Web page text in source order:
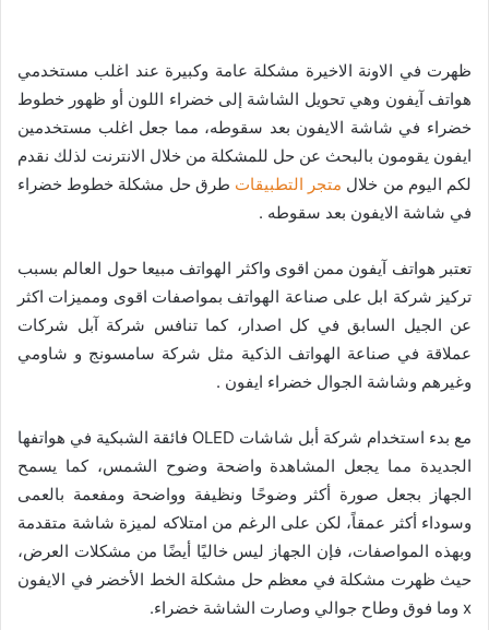
ظهرت في الاونة الاخيرة مشكلة عامة وكبيرة عند اغلب مستخدمي
هواتف آيفون وهي تحويل الشاشة إلى خضراء اللون أو ظهور خطوط
خضراء في شاشة الايفون بعد سقوطه، مما جعل اغلب مستخدمين
ايفون يقومون بالبحث عن حل للمشكلة من خلال الانترنت لذلك نقدم
لكم اليوم من خلال متجر التطبيقات طرق حل مشكلة خطوط خضراء
في شاشة الايفون بعد سقوطه .
تعتبر هواتف آيفون ممن اقوى واكثر الهواتف مبيعا حول العالم بسبب
تركيز شركة ابل على صناعة الهواتف بمواصفات اقوى ومميزات اكثر
عن الجيل السابق في كل اصدار، كما تنافس شركة آبل شركات
عملاقة في صناعة الهواتف الذكية مثل شركة سامسونج و شاومي
وغيرهم وشاشة الجوال خضراء ايفون .
مع بدء استخدام شركة أبل شاشات OLED فائقة الشبكية في هواتفها
الجديدة مما يجعل المشاهدة واضحة وضوح الشمس، كما يسمح
الجهاز بجعل صورة أكثر وضوحًا ونظيفة وواضحة ومفعمة بالعمى
وسوداء أكثر عمقاً، لكن على الرغم من امتلاكه لميزة شاشة متقدمة
وبهذه المواصفات، فإن الجهاز ليس خاليًا أيضًا من مشكلات العرض،
حيث ظهرت مشكلة في معظم حل مشكلة الخط الأخضر في الايفون
x وما فوق وطاح جوالي وصارت الشاشة خضراء.